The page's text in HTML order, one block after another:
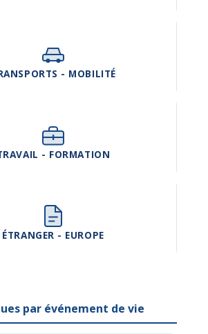
- MOBILITÉ
- FORMATION
ÉTRANGER - EUROPE
par événement de vie